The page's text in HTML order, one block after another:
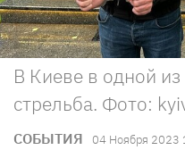
В Киеве в одной
стрельба. Фото:
СОБЫТИЯ 04 Ноября 2023